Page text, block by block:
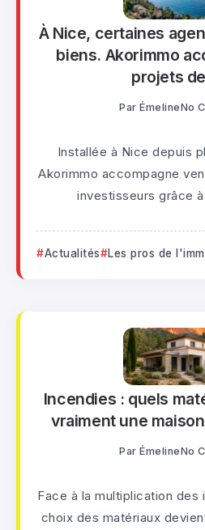
À Nice, certaines
biens. Akorimmo
projets
Par ÉmelineNo
Installée à Nice depuis
Akorimmo accompagne
investisseurs grâce
Actualités Les pros de
Incendies : quels
vraiment une
Par ÉmelineNo
Face à la multiplication
choix des matériaux